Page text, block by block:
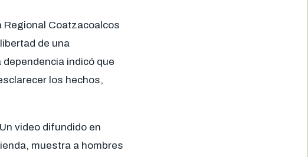
Regional Coatzacoalcos
de una
indicó que
los hechos,
video difundido en
muestra a hombres